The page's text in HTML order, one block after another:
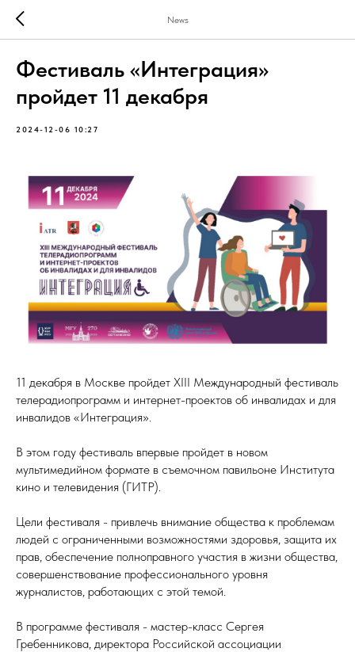
News
Фестиваль «Интеграция»
пройдет 11 декабря
2024-12-06 10:27
11 декабря в Москве пройдет XIII Международный фестиваль
телерадиопрограмм и интернет-проектов об инвалидах и для
инвалидов «Интеграция».
В этом году фестиваль впервые пройдет в новом
мультимедийном формате в съемочном павильоне Института
кино и телевидения (ГИТР).
Цели фестиваля - привлечь внимание общества к проблемам
людей с ограниченными возможностями здоровья, защита их
прав, обеспечение полноправного участия в жизни общества,
совершенствование профессионального уровня
журналистов, работающих с этой темой.
В программе фестиваля - мастер-класс Сергея
Гребенникова, директора Российской ассоциации